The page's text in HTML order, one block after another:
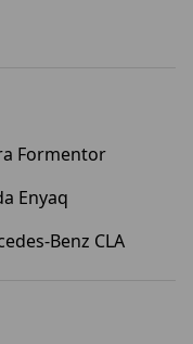
Formentor
Enyaq
Benz CLA